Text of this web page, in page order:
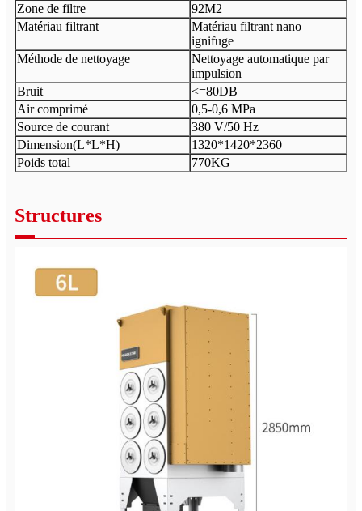
Zone de filtre
92M2
Matériau filtrant
Matériau filtrant nano
ignifuge
Méthode de nettoyage
Nettoyage automatique par
impulsion
Bruit
<=80DB
Air comprimé
0,5-0,6 MPa
Source de courant
380 V/50 Hz
Dimension(L*L*H)
1320*1420*2360
Poids total
770KG
Structures